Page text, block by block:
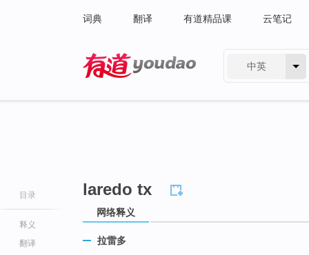
词典 翻译 有道精品课 云笔记
中英
目录
释义
翻译
laredo tx
网络释义
拉雷多